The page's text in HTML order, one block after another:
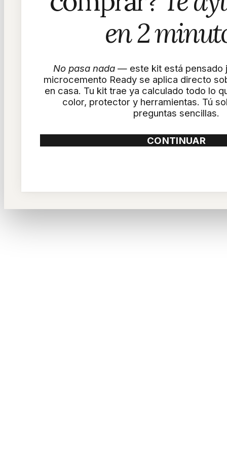
en 2
No pasa nada — este kit está pensado
microcemento Ready se aplica directo
en casa. Tu kit trae ya calculado todo lo
color, protector y herramientas. Tú
preguntas sencillas.
CONTINUAR